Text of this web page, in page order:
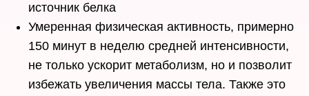
источник белка
Умеренная физическая активность, примерно
150 минут в неделю средней интенсивности,
не только ускорит метаболизм, но и позволит
избежать увеличения массы тела. Также это